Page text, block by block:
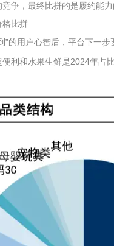
争，最终比拼的是履约能
格比拼
”的用户心智后，平台下一
利和水果生鲜是2024年